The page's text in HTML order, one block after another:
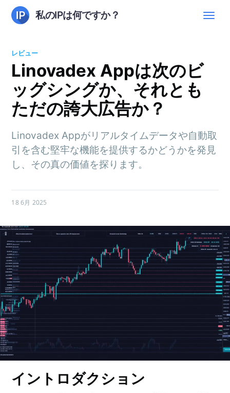
私のIPは何ですか？
レビュー
Linovadex Appは次のビ
ッグシングか、それとも
ただの誇大広告か？
Linovadex Appがリアルタイムデータや自動取
引を含む堅牢な機能を提供するかどうかを発見
し、その真の価値を探ります。
18 6月 2025
イントロダクション